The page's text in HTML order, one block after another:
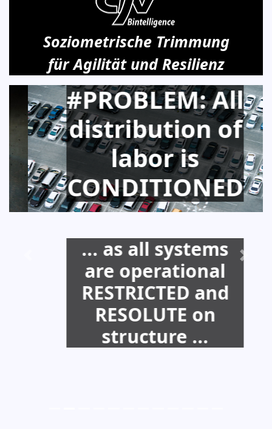
Soziometrische Trimmung
für Agilität und Resilienz
#PROBLEM: All
distribution of
labor is
CONDITIONED
... as all systems
are operational
RESTRICTED and
RESOLUTE on
structure ...